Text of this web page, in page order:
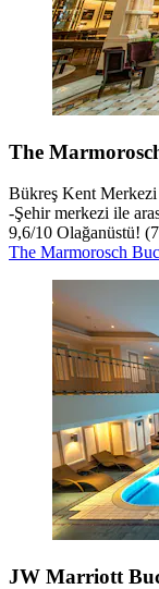
The
Bükreş Kent Merkezi
‐Şehir merkezi ile
9,6/10 Olağanüstü!
The Marmorosch
JW Marriott